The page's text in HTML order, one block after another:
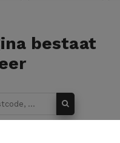
bestaat